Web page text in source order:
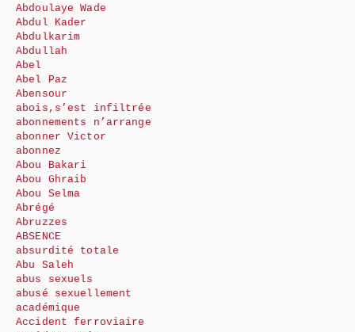
Abdoulaye Wade
Abdul Kader
Abdulkarim
Abdullah
Abel
Abel Paz
Abensour
abois,s’est infiltrée
abonnements n’arrange
abonner Victor
abonnez
Abou Bakari
Abou Ghraib
Abou Selma
Abrégé
Abruzzes
ABSENCE
absurdité totale
Abu Saleh
abus sexuels
abusé sexuellement
académique
Accident ferroviaire